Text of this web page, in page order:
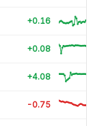
+0.16
+0.08
+4.08
-0.75